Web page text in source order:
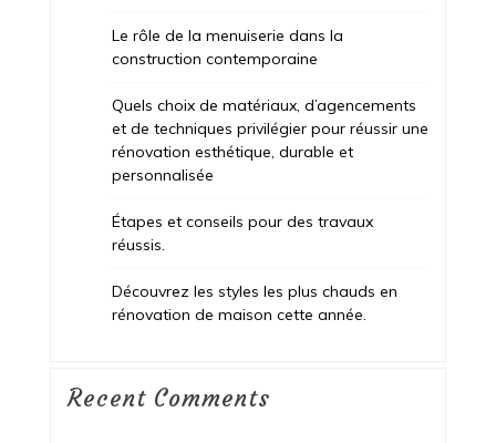
Le rôle de la menuiserie dans la
construction contemporaine
Quels choix de matériaux, d’agencements
et de techniques privilégier pour réussir une
rénovation esthétique, durable et
personnalisée
Étapes et conseils pour des travaux
réussis.
Découvrez les styles les plus chauds en
rénovation de maison cette année.
Recent Comments